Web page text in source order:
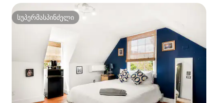
სუპერმასპინძელი
სუპერმასპინძელი